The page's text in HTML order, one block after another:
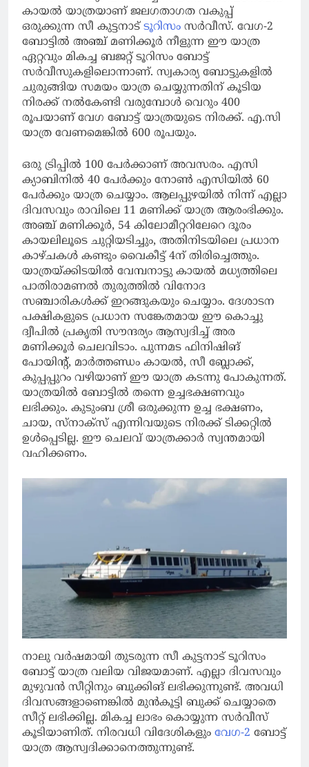
കായല്‍ യാത്രയാണ് ജലഗതാഗത വകുപ്പ്
ഒരുക്കുന്ന സീ കുട്ടനാട് ടൂറിസം സര്‍വീസ്. വേഗ-2
ബോട്ടില്‍ അഞ്ച് മണിക്കൂര്‍ നീളുന്ന ഈ യാത്ര
ഏറ്റവും മികച്ച ബജറ്റ് ടൂറിസം ബോട്ട്
സര്‍വീസുകളിലൊന്നാണ്. സ്വകാര്യ ബോട്ടുകളില്‍
ചുരുങ്ങിയ സമയം യാത്ര ചെയ്യുന്നതിന് കൂടിയ
നിരക്ക് നല്‍കേണ്ടി വരുമ്പോള്‍ വെറും 400
രൂപയാണ് വേഗ ബോട്ട് യാത്രയുടെ നിരക്ക്. എ.സി
യാത്ര വേണമെങ്കില്‍ 600 രൂപയും.
ഒരു ട്രിപ്പില്‍ 100 പേര്‍ക്കാണ് അവസരം. എസി
ക്യാബിനില്‍ 40 പേര്‍ക്കും നോണ്‍ എസിയില്‍ 60
പേര്‍ക്കും യാത്ര ചെയ്യാം. ആലപ്പുഴയില്‍ നിന്ന് എല്ലാ
ദിവസവും രാവിലെ 11 മണിക്ക് യാത്ര ആരംഭിക്കും.
അഞ്ച് മണിക്കൂര്‍, 54 കിലോമീറ്ററിലേറെ ദൂരം
കായലിലൂടെ ചുറ്റിയടിച്ചും, അതിനിടയിലെ പ്രധാന
കാഴ്ചകള്‍ കണ്ടും വൈകീട്ട് 4ന് തിരിച്ചെത്തും.
യാത്രയ്ക്കിടയില്‍ വേമ്പനാട്ടു കായല്‍ മധ്യത്തിലെ
പാതിരാമണല്‍ തുരുത്തില്‍ വിനോദ
സഞ്ചാരികള്‍ക്ക് ഇറങ്ങുകയും ചെയ്യാം. ദേശാടന
പക്ഷികളുടെ പ്രധാന സങ്കേതമായ ഈ കൊച്ചു
ദ്വീപില്‍ പ്രകൃതി സൗന്ദര്യം ആസ്വദിച്ച് അര
മണിക്കൂര്‍ ചെലവിടാം. പുന്നമട ഫിനിഷിങ്
പോയിന്റ്, മാര്‍ത്തണ്ഡം കായല്‍, സീ ബ്ലോക്ക്,
കുപ്പപ്പുറം വഴിയാണ് ഈ യാത്ര കടന്നു പോകുന്നത്.
യാത്രയില്‍ ബോട്ടില്‍ തന്നെ ഉച്ചഭക്ഷണവും
ലഭിക്കും. കുടുംബ ശ്രീ ഒരുക്കുന്ന ഉച്ച ഭക്ഷണം,
ചായ, സ്‌നാക്‌സ് എന്നിവയുടെ നിരക്ക് ടിക്കറ്റില്‍
ഉള്‍പ്പെടില്ല. ഈ ചെലവ് യാത്രക്കാര്‍ സ്വന്തമായി
വഹിക്കണം.
നാലു വര്‍ഷമായി തുടരുന്ന സീ കുട്ടനാട് ടൂറിസം
ബോട്ട് യാത്ര വലിയ വിജയമാണ്. എല്ലാ ദിവസവും
മുഴുവന്‍ സീറ്റിനും ബുക്കിങ് ലഭിക്കുന്നുണ്ട്. അവധി
ദിവസങ്ങളാണെങ്കില്‍ മുന്‍കൂട്ടി ബുക്ക് ചെയ്യാതെ
സീറ്റ് ലഭിക്കില്ല. മികച്ച ലാഭം കൊയ്യുന്ന സര്‍വീസ്
കൂടിയാണിത്. നിരവധി വിദേശികളും വേഗ-2 ബോട്ട്
യാത്ര ആസ്വദിക്കാനെത്തുന്നുണ്ട്.